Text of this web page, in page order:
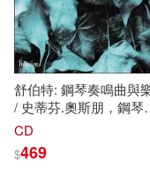
Beebe(136)
Bill(130)
Steven M.
Carolina
W W Norton
舒伯特: 鋼琴奏鳴曲與
/ 史蒂芬.奧斯朋，鋼琴
(Schubert: Piano Sonata
Osborne)
CD
$469